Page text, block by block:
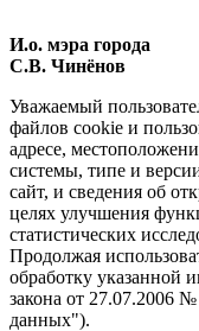
И.о. мэра города
С.В. Чинёнов
Уважаемый
файлов cookie и
адресе,
системы, типе и
сайт, и сведения об
целях улучшения
статистических
Продолжая
обработку указанной
закона от 27.07.2006
данных").